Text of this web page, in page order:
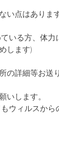
い点はありま
いる方、体力
します)
の詳細等お送
します。
ウィルスから